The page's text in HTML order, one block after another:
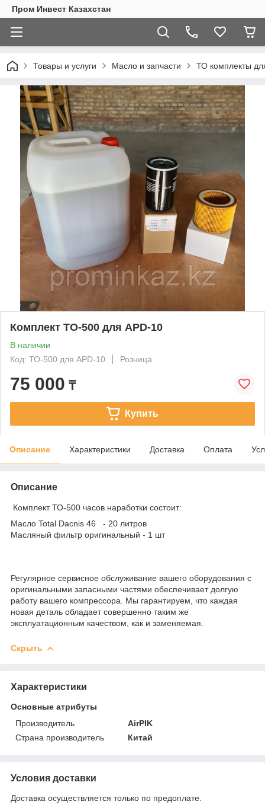
Пром Инвест Казахстан
Товары и услуги Масло и запчасти ТО комплекты
Комплект ТО-500 для APD-10
В наличии
Код: ТО-500 для APD-10
Розница
75 000 ₸
Купить
Описание Характеристики Доставка Оплата
Описание
Комплект ТО-500 часов наработки состоит:
Масло Total Dacnis 46 - 20 литров
Масляный фильтр оригинальный - 1 шт
Регулярное сервисное обслуживание вашего оборудования с
оригинальными запасными частями обеспечивает долгую
работу вашего компрессора. Мы гарантируем, что каждая
новая деталь обладает совершенно таким же
эксплуатационным качеством, как и заменяемая.
Скрыть
Характеристики
Основные атрибуты
Производитель
AirPIK
Страна производитель
Китай
Условия доставки
Доставка осуществляется только по предоплате.